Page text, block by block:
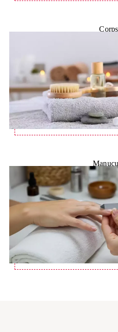
Corps